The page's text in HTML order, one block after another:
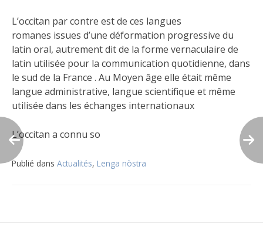
L’occitan par contre est de ces langues
romanes issues d’une déformation progressive du
latin oral, autrement dit de la forme vernaculaire de
latin utilisée pour la communication quotidienne, dans
le sud de la France . Au Moyen âge elle était même
langue administrative, langue scientifique et même
utilisée dans les échanges internationaux
L’occitan a connu so
Publié dans Actualités, Lenga nòstra